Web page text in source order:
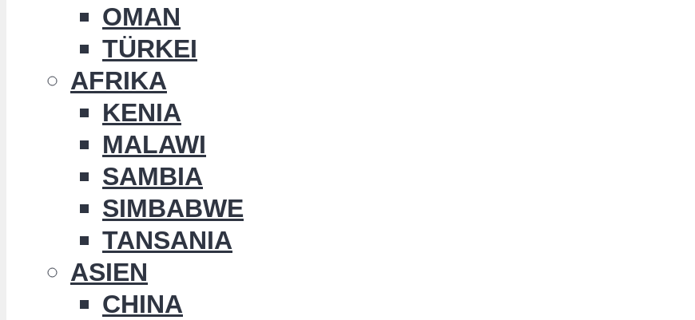
OMAN
TÜRKEI
AFRIKA
KENIA
MALAWI
SAMBIA
SIMBABWE
TANSANIA
ASIEN
CHINA